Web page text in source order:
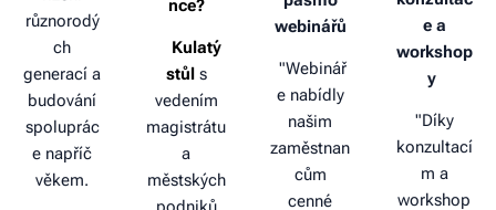
různorodý
ch
generací a
budování
spoluprác
e napříč
věkem.
nce?
Kulatý
stůls
vedením
magistrátu
a
městských
webinářů
"Webinář
e nabídly
našim
zaměstnan
cům
cenné
e a
workshop
y
"Díky
konzultací
m a
workshop